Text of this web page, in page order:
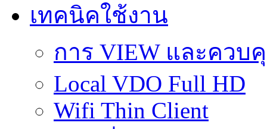
เทคนิคใช้งาน
การ VIEW และควบ
Local VDO Full HD
Wifi Thin Client